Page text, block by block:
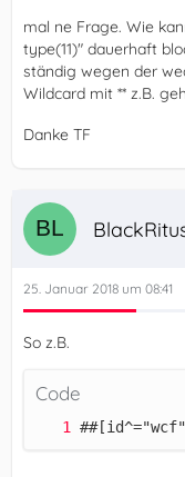
mal ne Frage. Wie
type(11)" dauerhaft
ständig wegen der
Wildcard mit ** z.B.
Danke TF
25. Januar 2018 um 08:41
So z.B.
Code